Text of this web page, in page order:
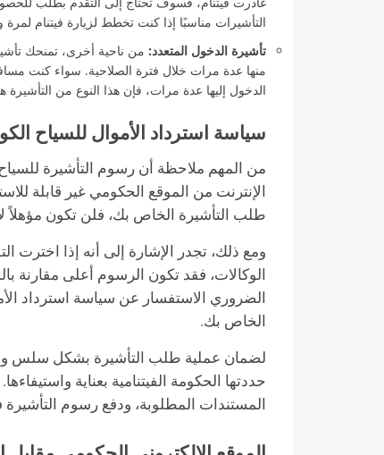
التأشيرات مناسبًا إذا كنت تخطط لزيارة فيتنام
تأشيرة الدخول المتعدد: من ناحية أخرى، تمنحك
منها عدة مرات خلال فترة الصلاحية. سواء كنت
الدخول إليها عدة مرات، فإن هذا النوع من التأشيرة
سياسة استرداد الأموال للسياح
من المهم ملاحظة أن رسوم التأشيرة
الإنترنت من الموقع الحكومي غير قابلة
طلب التأشيرة الخاص بك، فلن تكون مؤهلاً
ومع ذلك، تجدر الإشارة إلى أنه إذا
الوكالات، فقد تكون الرسوم أعلى مقارنة
الضروري الاستفسار عن سياسة استرداد
الخاص بك.
لضمان عملية طلب التأشيرة بشكل سلس
حددتها الحكومة الفيتنامية بعناية
المستندات المطلوبة، ودفع رسوم